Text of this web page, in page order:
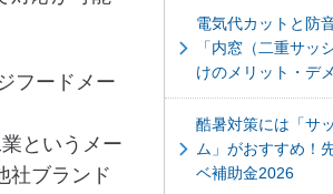
フードメー
というメー
社ブランド
電気代カットと防
「内窓（二重サッ
けのメリット・デ
酷暑対策には「サ
ム」がおすすめ！
ベ補助金2026